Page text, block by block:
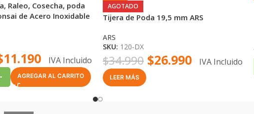
Raleo, Cosecha, poda
de Acero Inoxidable
11.190 IVA Incluido
AGREGAR AL CARRITO
AGOTADO
Tijera de Poda 19,5 mm ARS
ARS
SKU: 120-DX
$34.990 $26.990 IVA Incluido
LEER MÁS